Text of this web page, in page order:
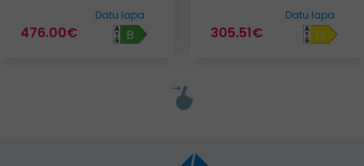
476.00€ B
Datu lapa
305.51€ D
Datu lapa